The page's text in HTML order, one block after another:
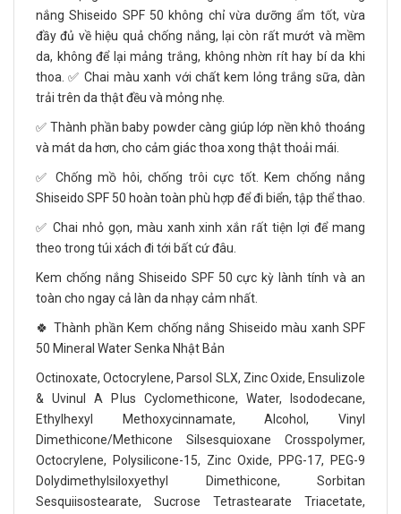
nắng Shiseido SPF 50 không chỉ vừa dưỡng ẩm tốt, vừa
đầy đủ về hiệu quả chống nắng, lại còn rất mướt và mềm
da, không để lại mảng trắng, không nhờn rít hay bí da khi
thoa. ✅ Chai màu xanh với chất kem lỏng trắng sữa, dàn
trải trên da thật đều và mỏng nhẹ.
✅ Thành phần baby powder càng giúp lớp nền khô thoáng
và mát da hơn, cho cảm giác thoa xong thật thoải mái.
✅ Chống mồ hôi, chống trôi cực tốt. Kem chống nắng
Shiseido SPF 50 hoàn toàn phù hợp để đi biển, tập thể thao.
✅ Chai nhỏ gọn, màu xanh xinh xắn rất tiện lợi để mang
theo trong túi xách đi tới bất cứ đâu.
Kem chống nắng Shiseido SPF 50 cực kỳ lành tính và an
toàn cho ngay cả làn da nhạy cảm nhất.
🍀 Thành phần Kem chống nắng Shiseido màu xanh SPF
50 Mineral Water Senka Nhật Bản
Octinoxate, Octocrylene, Parsol SLX, Zinc Oxide, Ensulizole
& Uvinul A Plus Cyclomethicone, Water, Isododecane,
Ethylhexyl Methoxycinnamate, Alcohol, Vinyl
Dimethicone/Methicone Silsesquioxane Crosspolymer,
Octocrylene, Polysilicone-15, Zinc Oxide, PPG-17, PEG-9
Dolydimethylsiloxyethyl Dimethicone, Sorbitan
Sesquiisostearate, Sucrose Tetrastearate Triacetate,